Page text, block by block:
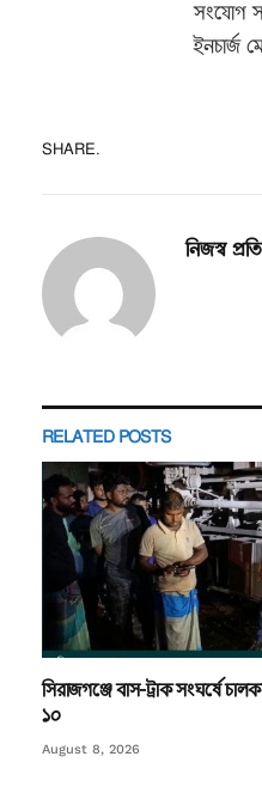
সংযোগ
ইনচার্জ
SHARE.
নিজস্ব
RELATED POSTS
সিরাজগঞ্জে বাস-ট্রাক সংঘর্ষে
১০
August 8, 2026